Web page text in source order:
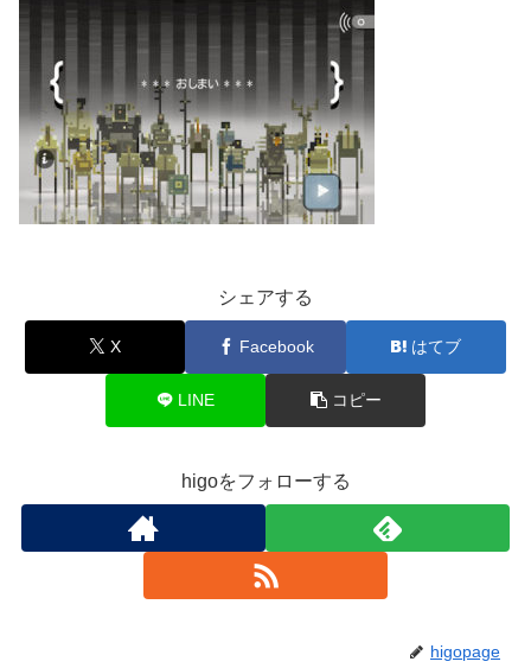
シェアする
X Facebook はてブ
LINE コピー
higoをフォローする
higopage